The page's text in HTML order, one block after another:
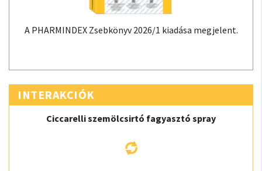
A PHARMINDEX Zsebkönyv 2026/1 kiadása megjelent.
INTERAKCIÓK
Ciccarelli szemölcsirtó fagyasztó spray